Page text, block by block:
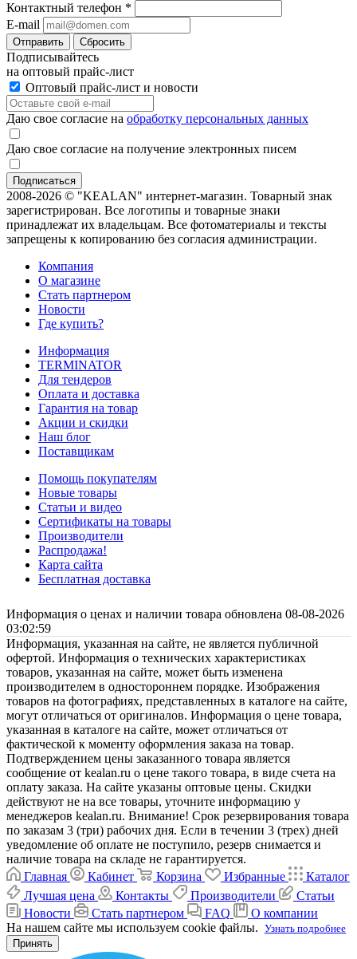
Контактный телефон *
E-mail
Отправить Сбросить
Подписывайтесь
на оптовый прайс-лист
Оптовый прайс-лист и новости
Даю свое согласие на обработку персональных данных
Даю свое согласие на получение электронных писем
2008-2026 © "KEALAN" интернет-магазин. Товарный знак
зарегистрирован. Все логотипы и товарные знаки
принадлежат их владельцам. Все фотоматериалы и тексты
запрещены к копированию без согласия администрации.
Компания
О магазине
Стать партнером
Новости
Где купить?
Информация
TERMINATOR
Для тендеров
Оплата и доставка
Гарантия на товар
Акции и скидки
Наш блог
Поставщикам
Помощь покупателям
Новые товары
Статьи и видео
Сертификаты на товары
Производители
Распродажа!
Карта сайта
Бесплатная доставка
Информация о ценах и наличии товара обновлена 08-08-2026
03:02:59
Информация, указанная на сайте, не является публичной
офертой. Информация о технических характеристиках
товаров, указанная на сайте, может быть изменена
производителем в одностороннем порядке. Изображения
товаров на фотографиях, представленных в каталоге на сайте,
могут отличаться от оригиналов. Информация о цене товара,
указанная в каталоге на сайте, может отличаться от
фактической к моменту оформления заказа на товар.
Подтверждением цены заказанного товара является
сообщение от kealan.ru о цене такого товара, в виде счета на
оплату заказа. На сайте указаны оптовые цены. Скидки
действуют не на все товары, уточните информацию у
менеджеров kealan.ru. Внимание! Срок резервирования товара
по заказам 3 (три) рабочих дня. Если в течении 3 (трех) дней
уведомление об оплате не поступило, резерв снимается и
наличие товара на складе не гарантируется.
Главная
Кабинет Корзина Избранные
Каталог
Лучшая цена
Контакты Производители
Статьи
Новости
Стать партнером FAQ
О компании
На нашем сайте мы используем cookie файлы. Узнать подробнее
Принять